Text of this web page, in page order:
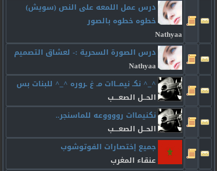
درس عمل اللمعه على النص (سويش)
خطوه خطوه بالصور
Nathyaa
درس الصورة السحرية :- لعشاق التصميم
Nathyaa
^_^ نكـ نيمــاات مـ غ ـروره ^_^ للبنات بس
الحــل الصعـــب
نكنيماات رووووعه للماسنجر..
الحــل الصعـــب
جميع إختصارات الفوتوشوب
عنقاء المغرب